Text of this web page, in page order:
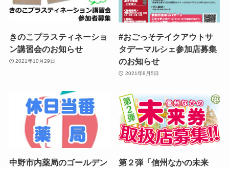
きのこプラスティネーショ
ン講習会のお知らせ
2021年10月29日
#おごっそテイクアウトサ
タデーマルシェ参加店募集
のお知らせ
2021年8月5日
中野市内薬局のゴールデン
第２弾「信州なかの未来